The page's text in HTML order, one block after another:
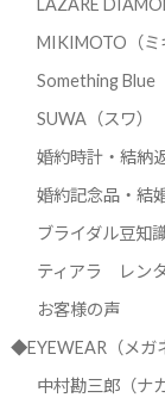
LAZARE
MIKIMOTO（ミ
Something Blue
SUWA（スワ）
婚約時計・結納
婚約記念品・結
ブライダル豆知
ティアラ レン
お客様の声
◆EYEWEAR（メガ
中村勘三郎（ナ